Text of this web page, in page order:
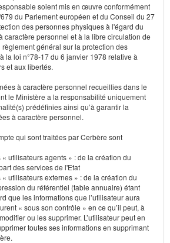
soient mis en œuvre conformément
du Parlement européen et du Conseil du 27
des personnes physiques à l'égard du
caractère personnel et à la libre circulation de
général sur la protection des
la loi n°78-17 du 6 janvier 1978 relative à
et aux libertés.
à caractère personnel recueillies dans le
le Ministère a la responsabilité uniquement
prédéfinies ainsi qu’à garantir la
à caractère personnel.
qui sont traitées par Cerbère sont
utilisateurs agents » : de la création du
des services de l'Etat
utilisateurs externes » : de la création du
du référentiel (table annuaire) étant
que les informations que l’utilisateur aura
« sous son contrôle » en ce qu’il peut, à
ou les supprimer. L’utilisateur peut en
toutes ses informations en supprimant